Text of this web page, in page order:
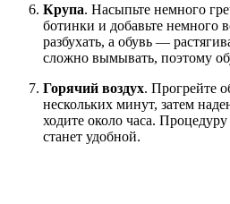
Крупа. Насыпьте немного
ботинки и добавьте немного
разбухать, а обувь —
сложно вымывать, поэтому
Горячий воздух. Прогрейте
нескольких минут, затем
ходите около часа.
станет удобной.